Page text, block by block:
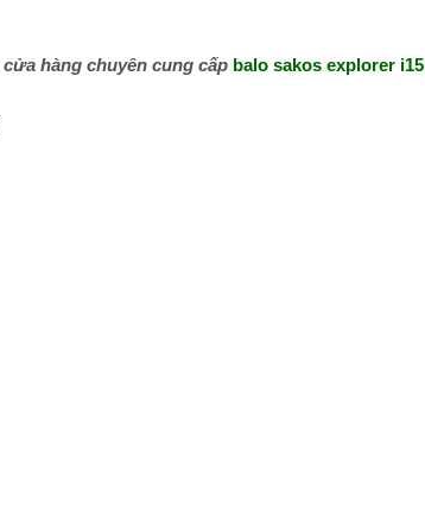
cửa hàng chuyên cung cấp balo sakos explorer i15